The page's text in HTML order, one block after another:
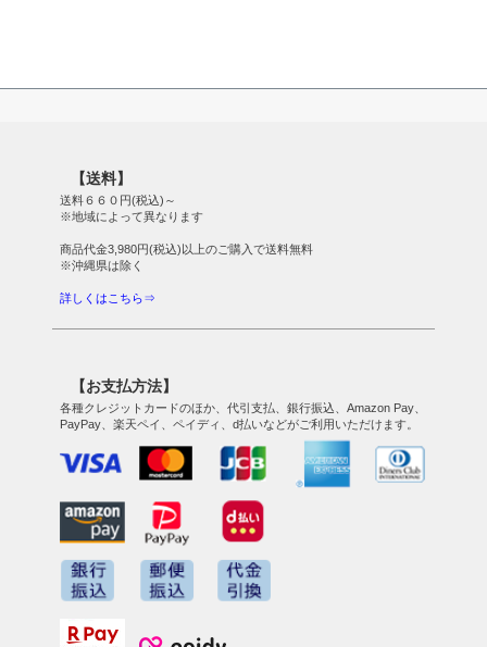
【送料】
送料６６０円(税込)～
※地域によって異なります
商品代金3,980円(税込)以上のご購入で送料無料
※沖縄県は除く
詳しくはこちら⇒
【お支払方法】
各種クレジットカードのほか、代引支払、銀行振込、Amazon Pay、
PayPay、楽天ペイ、ペイディ、d払いなどがご利用いただけます。